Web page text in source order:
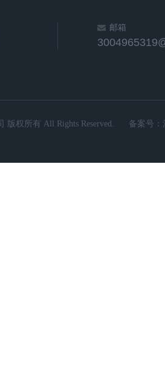
邮箱
权所有 All Rights Reserved. 备案号：